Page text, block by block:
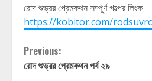
রোদ শুভ্রর প্রেমকথন সম্পূর্ণ গল্পের লিংক
https://kobitor.com/
Continue
Previous:
রোদ শুভ্রর প্রেমকথন পর্ব ২৯